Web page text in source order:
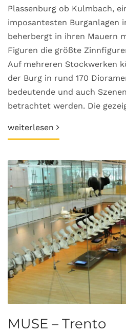
Plassenburg ob Kulmbach,
imposantesten Burganlagen
beherbergt in ihren Mauern
Figuren die größte
Auf mehreren Stockwerken
der Burg in rund 170
bedeutende und auch
betrachtet werden. Die
weiterlesen
MUSE – Trento